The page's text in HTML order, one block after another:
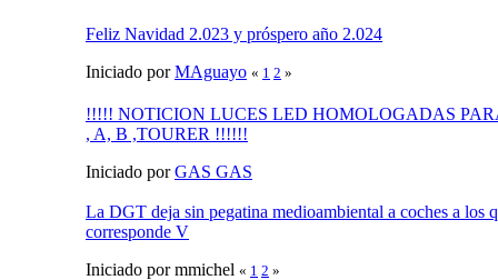
Feliz Navidad 2.023 y próspero año 2.024
Iniciado porMAguayo « 1 2 »
!!!!! NOTICION LUCES LED HOMOLOGADAS
, A, B ,TOURER !!!!!!
Iniciado porGAS GAS
La DGT deja sin pegatina medioambiental a coches a los
corresponde V
Iniciado por mmichel « 1 2 »